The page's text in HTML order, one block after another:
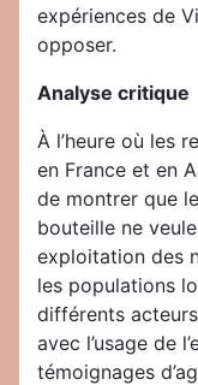
expériences de
opposer.
Analyse critique
À l’heure où les
en France et en
de montrer que
bouteille ne
exploitation des
les populations
différents
avec l’usage de
témoignages